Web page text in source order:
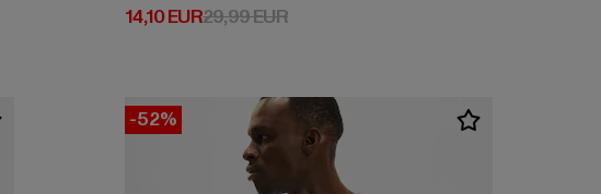
14,10 EUR
Derzeitiger Preis: 14,10 EUR
29,99 EURAktionspreis: 29,99 EUR
-52%